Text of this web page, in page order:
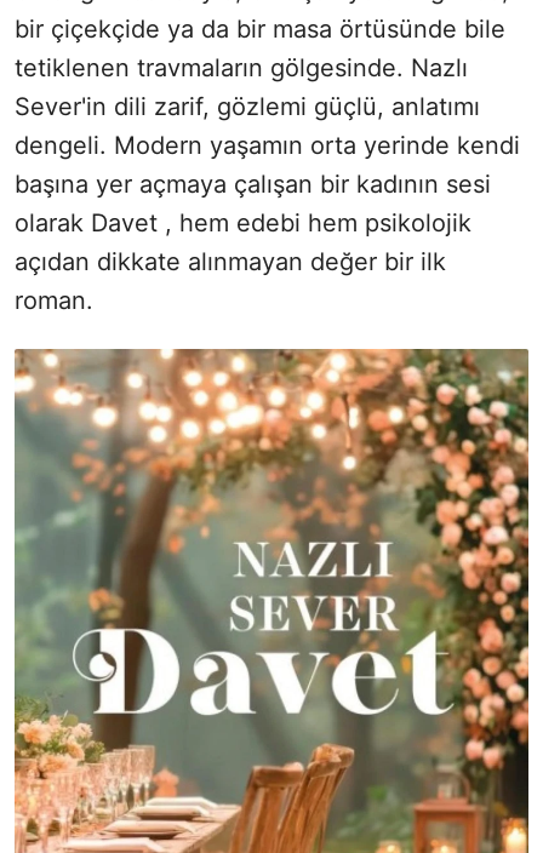
bir çiçekçide ya da bir masa örtüsünde bile
tetiklenen travmaların gölgesinde. Nazlı
Sever'in dili zarif, gözlemi güçlü, anlatımı
dengeli. Modern yaşamın orta yerinde kendi
başına yer açmaya çalışan bir kadının sesi
olarak Davet , hem edebi hem psikolojik
açıdan dikkate alınmayan değer bir ilk
roman.